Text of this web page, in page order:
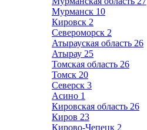
Мурманск 10
Кировск 2
Североморск 2
Атырауская область 26
Атырау 25
Томская область 26
Томск 20
Северск 3
Асино 1
Кировская область 26
Киров 23
Кирово-Чепецк 2